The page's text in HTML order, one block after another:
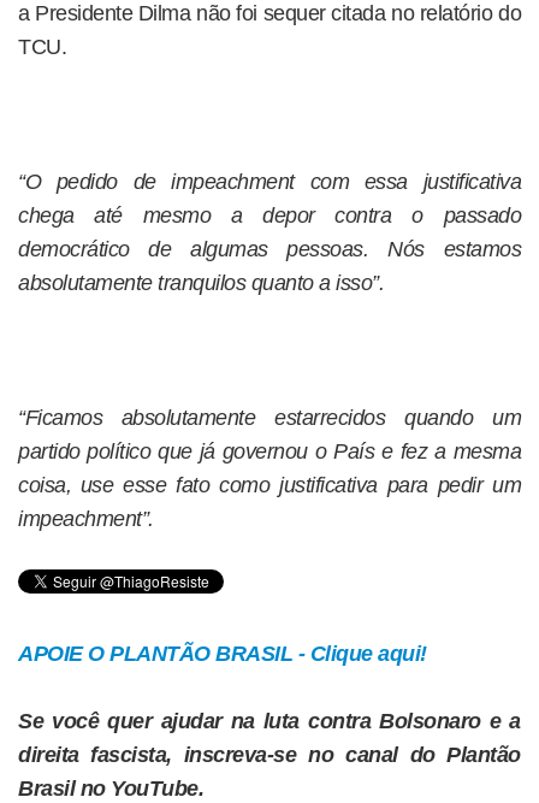
a Presidente Dilma não foi sequer citada no relatório do
TCU.
“O pedido de impeachment com essa justificativa
chega até mesmo a depor contra o passado
democrático de algumas pessoas. Nós estamos
absolutamente tranquilos quanto a isso”.
“Ficamos absolutamente estarrecidos quando um
partido político que já governou o País e fez a mesma
coisa, use esse fato como justificativa para pedir um
impeachment”.
APOIE O PLANTÃO BRASIL - Clique aqui!
Se você quer ajudar na luta contra Bolsonaro e a
direita fascista, inscreva-se no canal do Plantão
Brasil no YouTube.